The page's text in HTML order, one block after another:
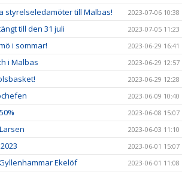
styrelseledamöter till Malbas! 2023-07-06 10:38
till den 31 juli 2023-07-05 11:23
i sommar! 2023-06-29 16:41
i Malbas 2023-06-29 12:57
2023-06-29 12:28
2023-06-09 10:40
2023-06-08 15:07
2023-06-03 11:10
2023-06-01 15:07
Ekelöf 2023-06-01 11:08